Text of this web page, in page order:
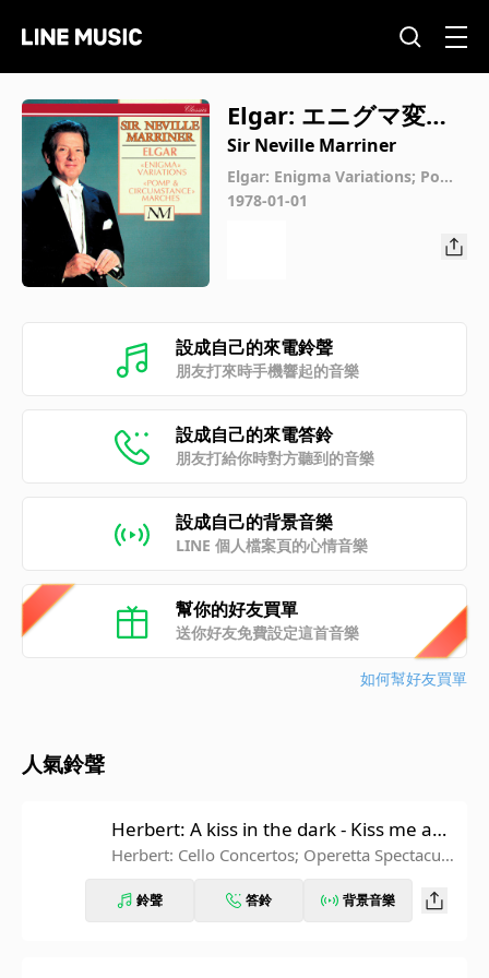
Elgar: エニグマ変奏
曲 作品36: Theme (A
ndante)
Sir Neville Marriner
Elgar: Enigma Variations; Pomp
& Circumstance Marches Nos.
1978-01-01
設成自己的來電鈴聲
朋友打來時手機響起的音樂
設成自己的來電答鈴
朋友打給你時對方聽到的音樂
設成自己的背景音樂
LINE 個人檔案頁的心情音樂
幫你的好友買單
送你好友免費設定這首音樂
如何幫好友買單
人氣鈴聲
Herbert: A kiss in the dark - Kiss me aga
in
Herbert: Cello Concertos; Operetta Spectacula
鈴聲 答鈴 背景音樂